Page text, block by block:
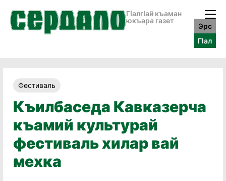
ГӀалгӀай къаман
юкъара газет
Эрс
ГӀал
Фестиваль
Къилбаседа Кавказерча
къамий культурай
фестиваль хилар вай
мехка